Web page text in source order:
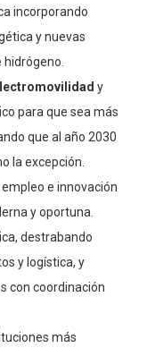
incorporando
y nuevas
y
para que sea más
que al año 2030
la excepción.
e innovación
y oportuna.
destrabando
y logística, y
con coordinación
más